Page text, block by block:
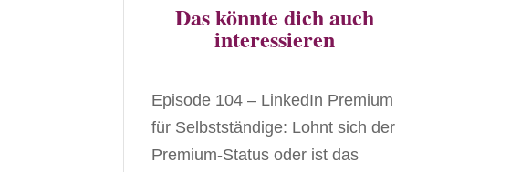
Das könnte dich auch
interessieren
Episode 104 – LinkedIn Premium
für Selbstständige: Lohnt sich der
Premium-Status oder ist das